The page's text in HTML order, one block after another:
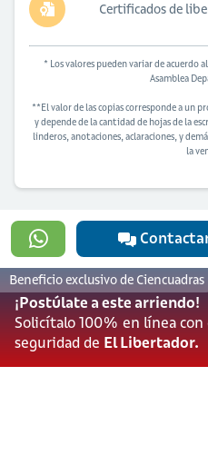
Beneficio exclusivo de Ciencuadras
¡Postúlate a este arriendo!
Solicítalo 100% en línea con
seguridad de El Libertador.
Certificados de
* Los valores pueden variar de
Asamblea
**El valor de las copias corresponde a un
y depende de la cantidad de hojas de la
linderos, anotaciones, aclaraciones, y
la
¿Quieres solicitar financiación
Banco Davivienda S.A. actúa como